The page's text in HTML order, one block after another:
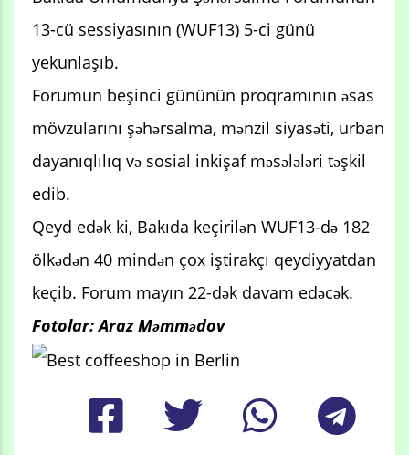
13-cü sessiyasının (WUF13) 5-ci günü
yekunlaşıb.
Forumun beşinci gününün proqramının əsas
mövzularını şəhərsalma, mənzil siyasəti, urban
dayanıqlılıq və sosial inkişaf məsələləri təşkil
edib.
Qeyd edək ki, Bakıda keçirilən WUF13-də 182
ölkədən 40 mindən çox iştirakçı qeydiyyatdan
keçib. Forum mayın 22-dək davam edəcək.
Fotolar: Araz Məmmədov